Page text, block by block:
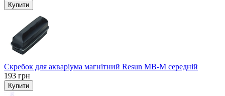
Купити
Скребок для акваріума магнітний Resun MB-M середній
193 грн
Купити